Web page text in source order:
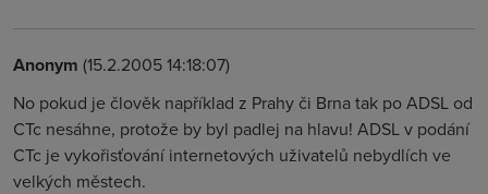
Anonym (15.2.2005 14:18:07)
No pokud je člověk například z Prahy či Brna tak po ADSL od
CTc nesáhne, protože by byl padlej na hlavu! ADSL v podání
CTc je vykořisťování internetových uživatelů nebydlích ve
velkých městech.